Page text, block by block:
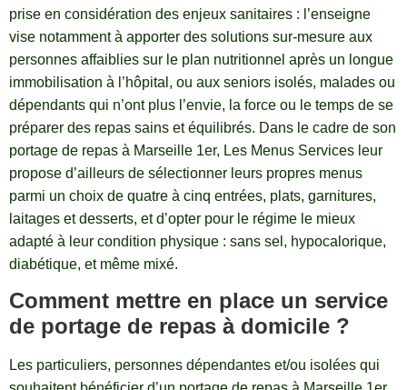
prise en considération des enjeux sanitaires : l’enseigne
vise notamment à apporter des solutions sur-mesure aux
personnes affaiblies sur le plan nutritionnel après un longue
immobilisation à l’hôpital, ou aux seniors isolés, malades ou
dépendants qui n’ont plus l’envie, la force ou le temps de se
préparer des repas sains et équilibrés. Dans le cadre de son
portage de repas à Marseille 1er, Les Menus Services leur
propose d’ailleurs de sélectionner leurs propres menus
parmi un choix de quatre à cinq entrées, plats, garnitures,
laitages et desserts, et d’opter pour le régime le mieux
adapté à leur condition physique : sans sel, hypocalorique,
diabétique, et même mixé.
Comment mettre en place un service
de portage de repas à domicile ?
Les particuliers, personnes dépendantes et/ou isolées qui